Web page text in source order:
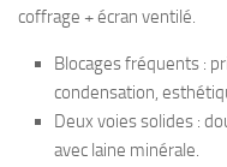
coffrage + écran ventilé.
Blocages fréquents :
condensation,
Deux voies solides :
avec laine minérale.